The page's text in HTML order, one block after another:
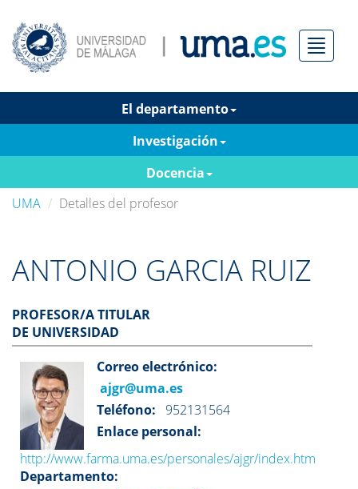
Menú
El departamento
Investigación
Docencia
UMA
Detalles del profesor
ANTONIO GARCIA RUIZ
PROFESOR/A TITULAR
DE UNIVERSIDAD
Correo electrónico:
ajgr@uma.es
Teléfono: 952131564
Enlace personal:
http://www.farma.uma.es/personales/ajgr/index.htm
Departamento: